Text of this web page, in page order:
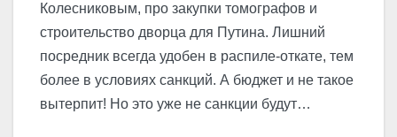
Колесниковым, про закупки томографов и
строительство дворца для Путина. Лишний
посредник всегда удобен в распиле-откате, тем
более в условиях санкций. А бюджет и не такое
вытерпит! Но это уже не санкции будут…